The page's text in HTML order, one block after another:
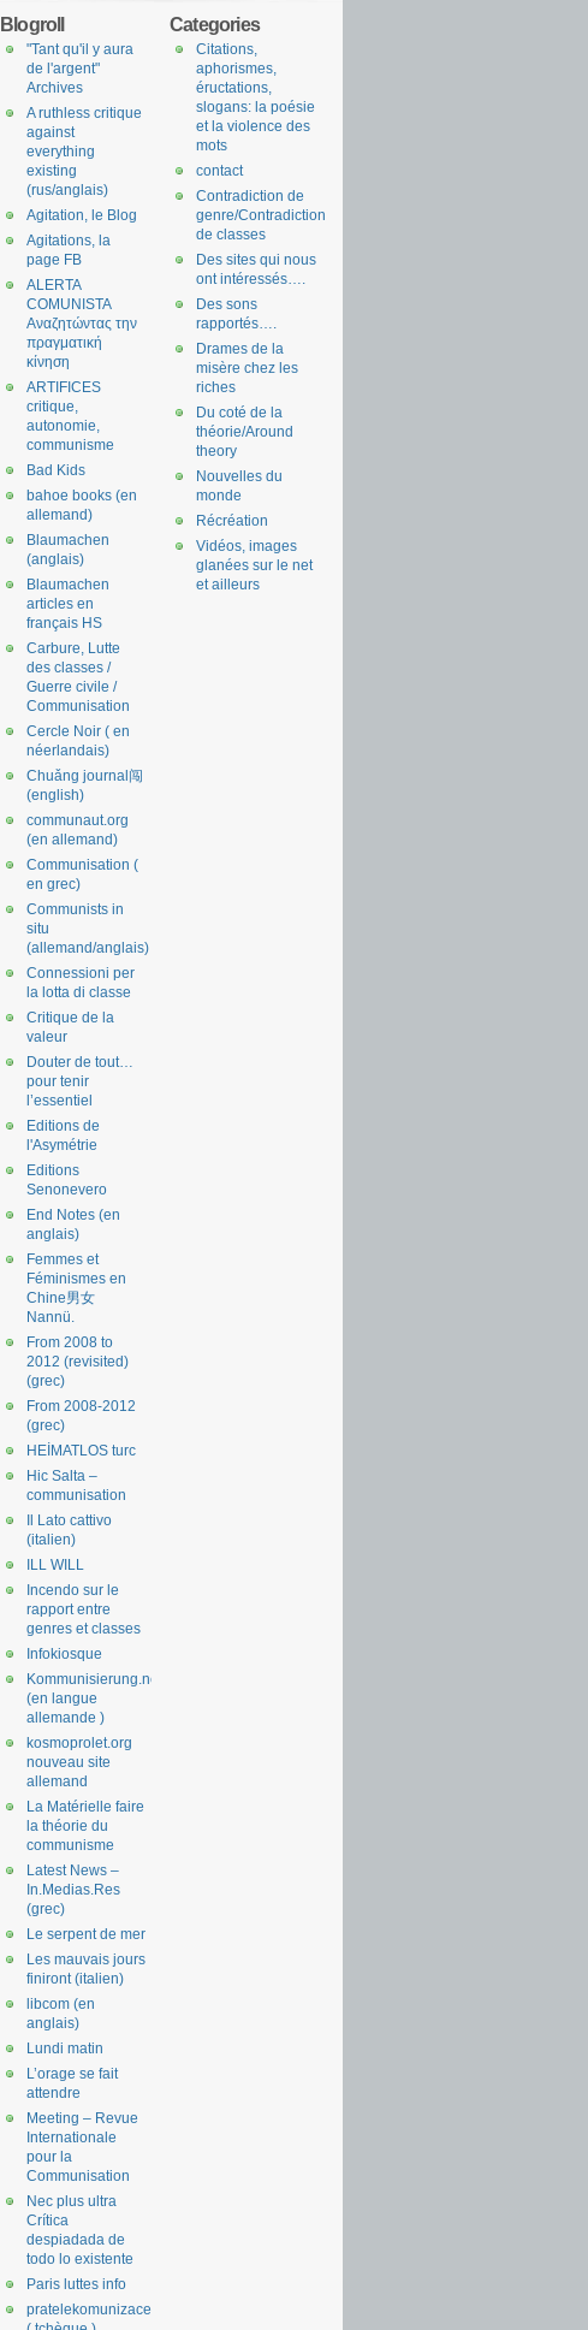
Categories
Citations,
aphorismes,
éructations,
slogans: la poésie
et la violence des
mots
contact
Contradiction de
genre/Contradiction
de classes
Des sites qui nous
ont intéressés….
Des sons
rapportés….
Drames de la
misère chez les
riches
Du coté de la
théorie/Around
theory
Nouvelles du
monde
Récréation
Vidéos, images
glanées sur le net
et ailleurs
Blogroll
"Tant qu'il y aura
de l'argent"
Archives
A ruthless critique
against
everything
existing
(rus/anglais)
Agitation, le Blog
Agitations, la
page FB
ALERTA
COMUNISTA
Αναζητώντας την
πραγματική
κίνηση
ARTIFICES
critique,
autonomie,
communisme
Bad Kids
bahoe books (en
allemand)
Blaumachen
(anglais)
Blaumachen
articles en
français HS
Carbure, Lutte
des classes /
Guerre civile /
Communisation
Cercle Noir ( en
néerlandais)
Chuǎng journal闯
(english)
communaut.org
(en allemand)
Communisation (
en grec)
Communists in
situ
(allemand/anglais)
Connessioni per
la lotta di classe
Critique de la
valeur
Douter de tout…
pour tenir
l’essentiel
Editions de
l'Asymétrie
Editions
Senonevero
End Notes (en
anglais)
Femmes et
Féminismes en
Chine男女
Nannü.
From 2008 to
2012 (revisited)
(grec)
From 2008-2012
(grec)
HEİMATLOS turc
Hic Salta –
communisation
Il Lato cattivo
(italien)
ILL WILL
Incendo sur le
rapport entre
genres et classes
Infokiosque
Kommunisierung.net
(en langue
allemande )
kosmoprolet.org
nouveau site
allemand
La Matérielle faire
la théorie du
communisme
Latest News –
In.Medias.Res
(grec)
Le serpent de mer
Les mauvais jours
finiront (italien)
libcom (en
anglais)
Lundi matin
L’orage se fait
attendre
Meeting – Revue
Internationale
pour la
Communisation
Nec plus ultra
Crítica
despiadada de
todo lo existente
Paris luttes info
pratelekomunizace